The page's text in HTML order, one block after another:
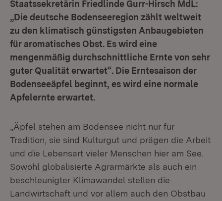
Staatssekretärin Friedlinde Gurr-Hirsch MdL:
„Die deutsche Bodenseeregion zählt weltweit
zu den klimatisch günstigsten Anbaugebieten
für aromatisches Obst. Es wird eine
mengenmäßig durchschnittliche Ernte von sehr
guter Qualität erwartet“. Die Erntesaison der
Bodenseeäpfel beginnt, es wird eine normale
Apfelernte erwartet.
„Äpfel stehen am Bodensee nicht nur für
Tradition, sie sind Kulturgut und prägen die Arbeit
und die Lebensart vieler Menschen hier am See.
Sowohl globalisierte Agrarmärkte als auch ein
beschleunigter Klimawandel stellen die
Landwirtschaft und vor allem auch den Obstbau